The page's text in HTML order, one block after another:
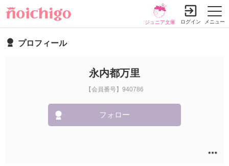
メニュー
ジュニア文庫 ログイン
プロフィール
永内都万里
【会員番号】940786
フォロー